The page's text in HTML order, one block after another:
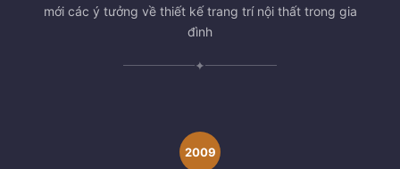
mới các ý tưởng về thiết kế trang trí nội thất trong gia
đình
✦
2009